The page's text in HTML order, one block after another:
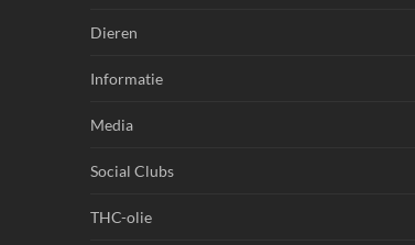
Dieren
Informatie
Media
Social Clubs
THC-olie